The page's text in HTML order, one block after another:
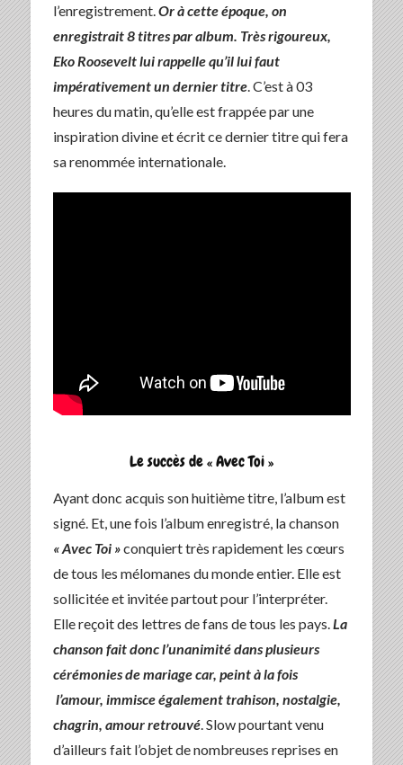
l’enregistrement.Or à cette époque, on
enregistrait 8 titres par album. Très rigoureux,
Eko Roosevelt lui rappelle qu’il lui faut
impérativement un dernier titre. C’est à 03
heures du matin, qu’elle est frappée par une
inspiration divine et écrit ce dernier titre qui fera
sa renommée internationale.
Le succès de « Avec Toi »
Ayant donc acquis son huitième titre, l’album est
signé. Et, une fois l’album enregistré, la chanson
« Avec Toi »conquiert très rapidement les cœurs
de tous les mélomanes du monde entier. Elle est
sollicitée et invitée partout pour l’interpréter.
Elle reçoit des lettres de fans de tous les pays.La
chanson fait donc l’unanimité dans plusieurs
cérémonies de mariage car, peint à la fois
l’amour, immisce également trahison, nostalgie,
chagrin, amour retrouvé. Slow pourtant venu
d’ailleurs fait l’objet de nombreuses reprises en